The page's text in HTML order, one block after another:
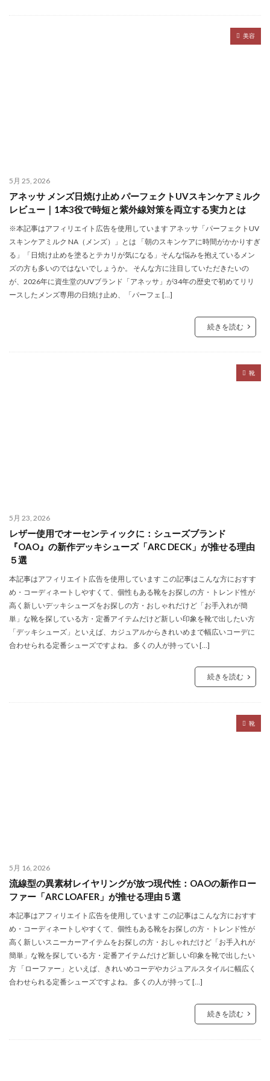
美容
5月 25, 2026
アネッサ メンズ日焼け止め パーフェクトUVスキンケアミルク
レビュー｜1本3役で時短と紫外線対策を両立する実力とは
※本記事はアフィリエイト広告を使用しています アネッサ「パーフェクトUV
スキンケアミルク NA（メンズ）」とは 「朝のスキンケアに時間がかかりすぎ
る」「日焼け止めを塗るとテカリが気になる」そんな悩みを抱えているメン
ズの方も多いのではないでしょうか。 そんな方に注目していただきたいの
が、2026年に資生堂のUVブランド「アネッサ」が34年の歴史で初めてリリ
ースしたメンズ専用の日焼け止め、「パーフェ […]
続きを読む
靴
5月 23, 2026
レザー使用でオーセンティックに：シューズブランド
『OAO』の新作デッキシューズ「ARC DECK」が推せる理由
５選
本記事はアフィリエイト広告を使用しています この記事はこんな方におすす
め・コーディネートしやすくて、個性もある靴をお探しの方・トレンド性が
高く新しいデッキシューズをお探しの方・おしゃれだけど「お手入れが簡
単」な靴を探している方・定番アイテムだけど新しい印象を靴で出したい方
「デッキシューズ」といえば、カジュアルからきれいめまで幅広いコーデに
合わせられる定番シューズですよね。 多くの人が持ってい […]
続きを読む
靴
5月 16, 2026
流線型の異素材レイヤリングが放つ現代性：OAOの新作ロー
ファー「ARC LOAFER」が推せる理由５選
本記事はアフィリエイト広告を使用しています この記事はこんな方におすす
め・コーディネートしやすくて、個性もある靴をお探しの方・トレンド性が
高く新しいスニーカーアイテムをお探しの方・おしゃれだけど「お手入れが
簡単」な靴を探している方・定番アイテムだけど新しい印象を靴で出したい
方 「ローファー」といえば、きれいめコーデやカジュアルスタイルに幅広く
合わせられる定番シューズですよね。 多くの人が持って […]
続きを読む